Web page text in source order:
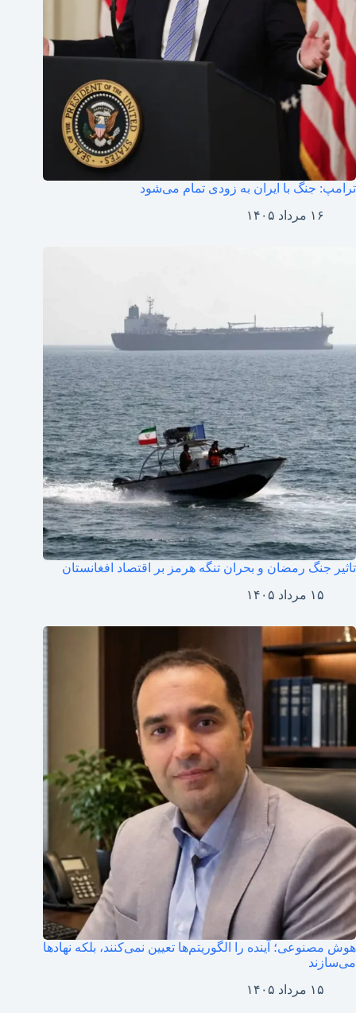
ترامپ: جنگ با ایران به زودی تمام می‌شود
۱۶ مرداد ۱۴۰۵
تاثیر جنگ رمضان و بحران تنگه هرمز بر اقتصاد افغانستان
۱۵ مرداد ۱۴۰۵
هوش مصنوعی؛ آینده را الگوریتم‌ها تعیین نمی‌کنند، بلکه نهادها
می‌سازند
۱۵ مرداد ۱۴۰۵